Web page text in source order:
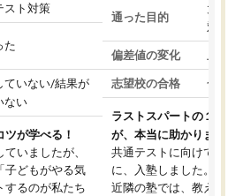
スト対策
た
ていない/結果が
ない
が学べる！
いましたが、
子どもがやる気
するのが私たち
通った目的
大学
対策
偏差値の変化
志望校の合格 合格
ラストスパートの１か月
が、本当に助かりました
共通テストに向けての追
に、入塾しました。田舎
近隣の塾では、教えても